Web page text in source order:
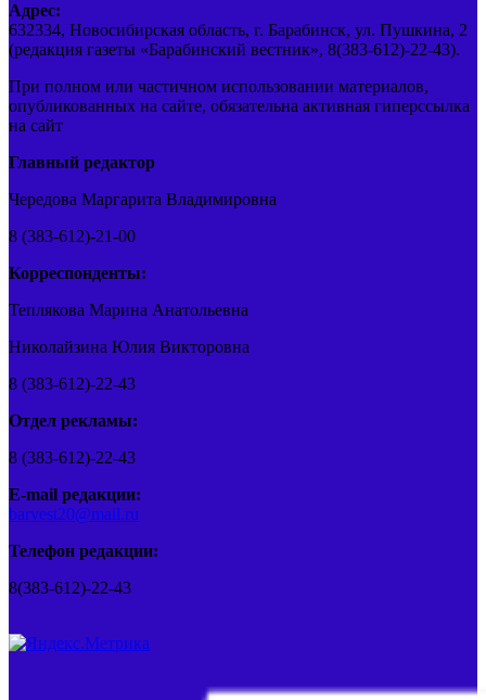
Адрес:
632334, Новосибирская область, г. Барабинск, ул. Пушкина, 2
(редакция газеты «Барабинский вестник», 8(383-612)-22-43).
При полном или частичном использовании материалов,
опубликованных на сайте, обязательна активная гиперссылка
на сайт
Главный редактор
Чередова Маргарита Владимировна
8 (383-612)-21-00
Корреспонденты:
Теплякова Марина Анатольевна
Николайзина Юлия Викторовна
8 (383-612)-22-43
Отдел рекламы:
8 (383-612)-22-43
E-mail редакции:
barvest20@mail.ru
Телефон редакции:
8(383-612)-22-43